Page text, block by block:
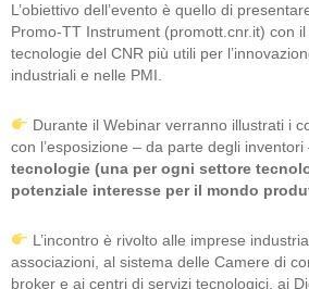
L’obiettivo dell’evento è quello di
Promo-TT Instrument (promott.cnr.it) con
tecnologie del CNR più utili per
industriali e nelle PMI.
Durante il Webinar verranno illustrati i
con l’esposizione – da parte degli
tecnologie (una per ogni settore
potenziale interesse per il mondo
L’incontro è rivolto alle imprese
associazioni, al sistema delle Camere di
broker e ai centri di servizi tecnologici, ai